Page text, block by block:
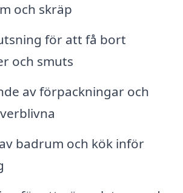
och skräp
för att få bort
och smuts
av förpackningar och
badrum och kök inför